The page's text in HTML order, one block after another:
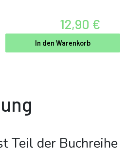
12,90 €
In den Warenkorb
Teil der Buchreihe